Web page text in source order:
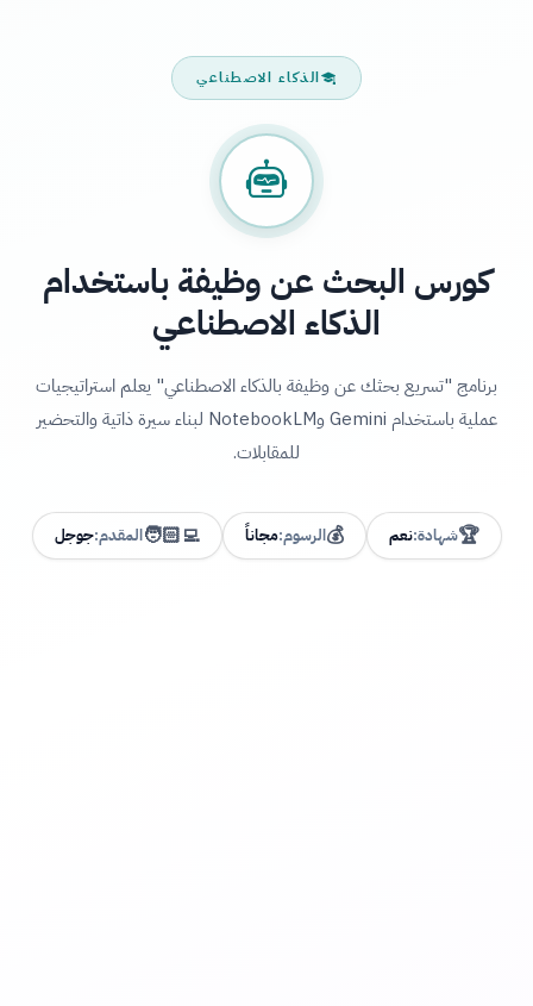
الذكاء الاصطناعي
كورس البحث عن وظيفة باستخدام
الذكاء الاصطناعي
برنامج "تسريع بحثك عن وظيفة بالذكاء الاصطناعي" يعلم استراتيجيات
عملية باستخدام Gemini وNotebookLM لبناء سيرة ذاتية والتحضير
للمقابلات.
🏆شهادة:نعم 💰الرسوم:مجاناً 🧑🏻‍💻المقدم:جوجل